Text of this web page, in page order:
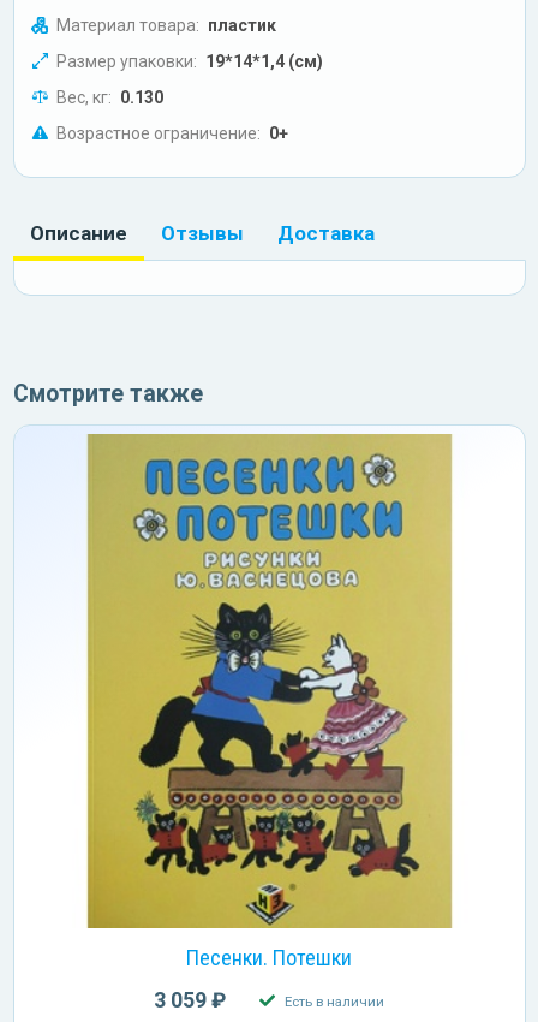
Материал товара: пластик
Размер упаковки: 19*14*1,4 (см)
Вес, кг: 0.130
Возрастное ограничение: 0+
Описание Отзывы Доставка
Смотрите также
Песенки. Потешки
3 059 ₽ Есть в наличии